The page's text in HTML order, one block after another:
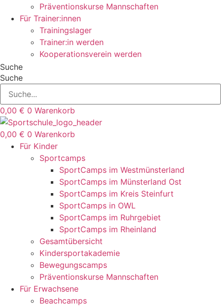
Präventionskurse Mannschaften
Für Trainer:innen
Trainingslager
Trainer:in werden
Kooperationsverein werden
Suche
Suche
0,00 € 0 Warenkorb
0,00 € 0 Warenkorb
Für Kinder
Sportcamps
SportCamps im Westmünsterland
SportCamps im Münsterland Ost
SportCamps im Kreis Steinfurt
SportCamps in OWL
SportCamps im Ruhrgebiet
SportCamps im Rheinland
Gesamtübersicht
Kindersportakademie
Bewegungscamps
Präventionskurse Mannschaften
Für Erwachsene
Beachcamps